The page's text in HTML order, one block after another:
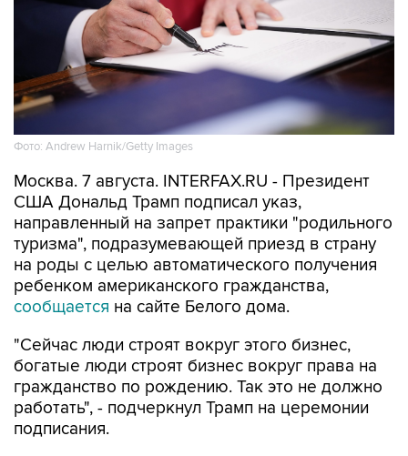
Фото: Andrew Harnik/Getty Images
Москва. 7 августа. INTERFAX.RU - Президент
США Дональд Трамп подписал указ,
направленный на запрет практики "родильного
туризма", подразумевающей приезд в страну
на роды с целью автоматического получения
ребенком американского гражданства,
сообщается на сайте Белого дома.
"Сейчас люди строят вокруг этого бизнес,
богатые люди строят бизнес вокруг права на
гражданство по рождению. Так это не должно
работать", - подчеркнул Трамп на церемонии
подписания.